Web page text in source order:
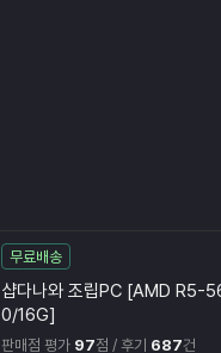
무료배송
샵다나와 조립PC [AMD R5-
0/16G]
판매점 평가 97점 / 후기 687건